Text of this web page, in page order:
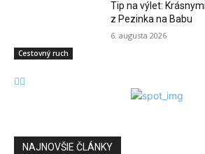
Cestovný ruch
Tip na výlet:
z Pezinka na Babu
6. augusta 2026
NAJNOVŠIE ČLÁNKY